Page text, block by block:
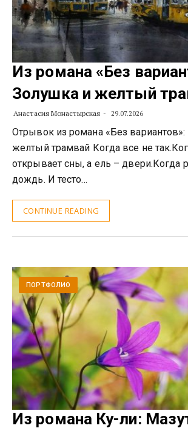
Из романа «Без
Золушка и желтый
Анастасия Монастырская 29.07.2026
Отрывок из романа «Без
желтый трамвай Когда все не
открывает сны, а ель – двери.Когда
дождь. И тесто…
CONTINUE READING
ПОРТФОЛИО
Из романа Ку-ли: